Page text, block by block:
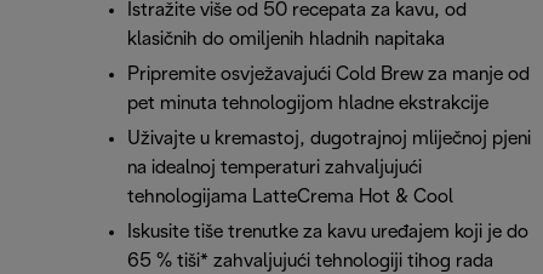
Istražite više od 50 recepata za kavu, od
klasičnih do omiljenih hladnih napitaka
Pripremite osvježavajući Cold Brew za manje od
pet minuta tehnologijom hladne ekstrakcije
Uživajte u kremastoj, dugotrajnoj mliječnoj pjeni
na idealnoj temperaturi zahvaljujući
tehnologijama LatteCrema Hot & Cool
Iskusite tiše trenutke za kavu uređajem koji je do
65 % tiši* zahvaljujući tehnologiji tihog rada